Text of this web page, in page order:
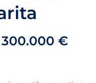
300.000 €